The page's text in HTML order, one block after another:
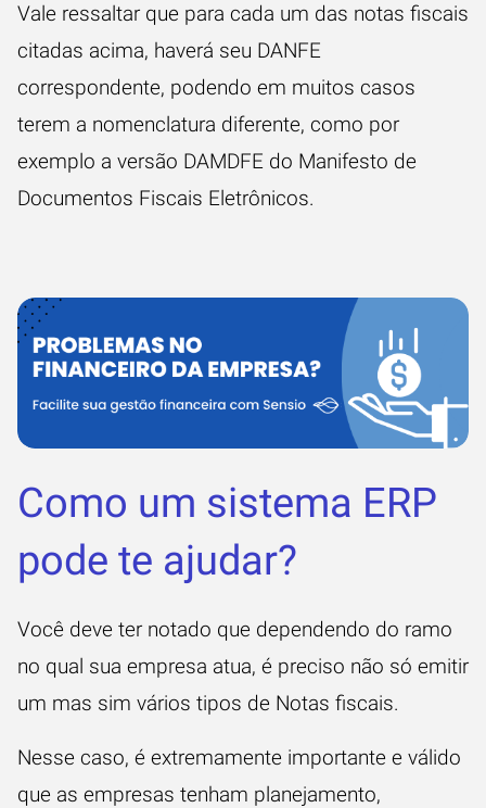
Vale ressaltar que para cada um das notas fiscais
citadas acima, haverá seu DANFE
correspondente, podendo em muitos casos
terem a nomenclatura diferente, como por
exemplo a versão DAMDFE do Manifesto de
Documentos Fiscais Eletrônicos.
Como um sistema ERP
pode te ajudar?
Você deve ter notado que dependendo do ramo
no qual sua empresa atua, é preciso não só emitir
um mas sim vários tipos de Notas fiscais.
Nesse caso, é extremamente importante e válido
que as empresas tenham planejamento,